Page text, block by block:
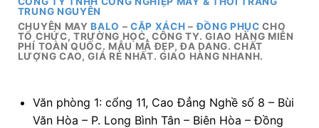
TRUNG NGUYÊN
CHUYÊN MAYBALO –CẶP XÁCH –ĐỒNG PHỤC CHO
TỔ CHỨC, TRƯỜNG HỌC, CÔNG TY. GIAO HÀNG MIỄN
PHÍ TOÀN QUỐC. MẪU MÃ ĐẸP, ĐA DANG. CHẤT
LƯỢNG CAO, GIÁ RẺ NHẤT. GIAO HÀNG NHANH.
Văn phòng 1: cổng 11, Cao Đẳng Nghề số 8 – Bùi
Văn Hòa – P. Long Bình Tân – Biên Hòa – Đồng